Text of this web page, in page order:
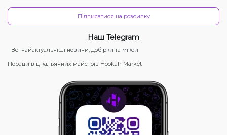
Підписатися на розсилку
Наш Telegram
Всі найактуальніші новини, добірки та мікси
Поради від кальянних майстрів Hookah Market